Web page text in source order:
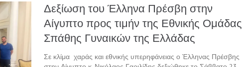
Δεξίωση του Έλληνα Πρέσβη στην
Αίγυπτο προς τιμήν της Εθνικής Ομάδας
Σπάθης Γυναικών της Ελλάδας
Σε κλίμα χαράς και εθνικής υπερηφάνειας ο Έλληνας Πρέσβης